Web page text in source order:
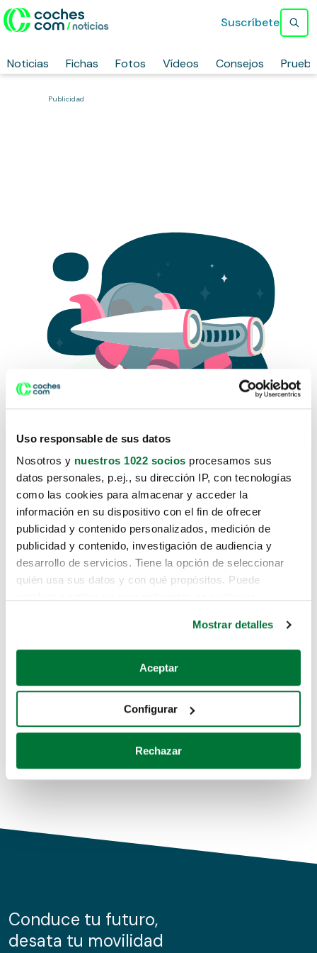
Uso responsable de sus datos
Nosotros y nuestros 1022 socios procesamos sus
datos personales, p.ej., su dirección IP, con tecnologías
como las cookies para almacenar y acceder la
información en su dispositivo con el fin de ofrecer
publicidad y contenido personalizados, medición de
publicidad y contenido, investigación de audiencia y
desarrollo de servicios. Tiene la opción de seleccionar
quién usa sus datos y con qué propósitos. Puede
Si lo permite, también quisiéramos:
Recopilar información sobre su ubicación geográfica
Identificar su dispositivo analizándolo activamente
para buscar características específicas (huellas
Obtenga más información sobre cómo se procesan sus
de cookies.
información sobre el uso que haga del sitio web con
nuestros partners de redes sociales, publicidad y análisis
Mostrar detalles
Aceptar
Configurar
Rechazar
Noticias Fichas Fotos Vídeos Consejos
Suscríbete
Publicidad
Lo sentimos, no sabemos como
te hemos traido hasta aquí.
Pero puedes encontrar el coche que estás
buscando en alguno de estos enlaces:
Coches de segunda mano
Coches de km0
Conduce tu futuro,
desata tu movilidad